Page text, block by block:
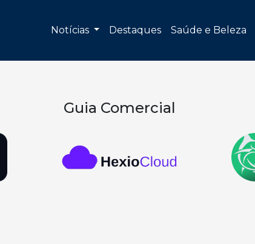
Notícias Destaques Saúde e Beleza
Guia Comercial